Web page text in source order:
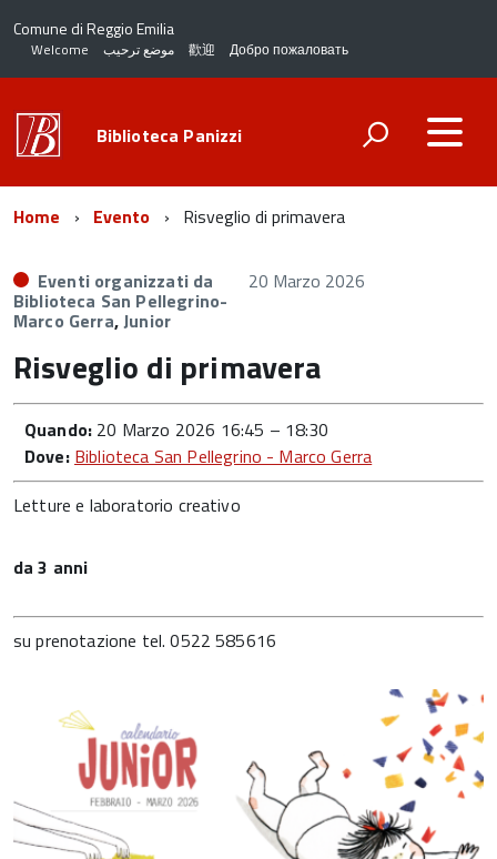
Comune di Reggio Emilia
Welcome موضع ترحيب 歡迎 Добро пожаловать
Biblioteca Panizzi
Home Evento Risveglio di primavera
Eventi organizzati da
Biblioteca San Pellegrino-
Marco Gerra,Junior
20 Marzo 2026
Risveglio di primavera
Quando: 20 Marzo 2026 16:45 – 18:30
Dove: Biblioteca San Pellegrino - Marco Gerra
Letture e laboratorio creativo
da 3 anni
su prenotazione tel. 0522 585616